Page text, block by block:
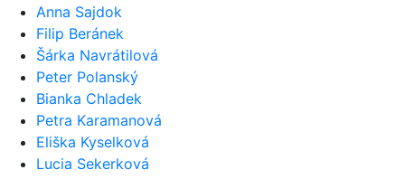
Anna Sajdok
Filip Beránek
Šárka Navrátilová
Peter Polanský
Bianka Chladek
Petra Karamanová
Eliška Kyselková
Lucia Sekerková